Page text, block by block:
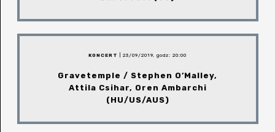
KONCERT | 23/09/2019, godz: 20:00
Gravetemple / Stephen O’Malley,
Attila Csihar, Oren Ambarchi
(HU/US/AUS)